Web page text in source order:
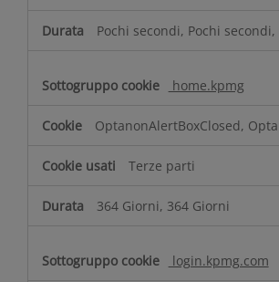
Pochi secondi, Pochi
home.kpmg
OptanonAlertBoxClosed,
Terze parti
364 Giorni, 364 Giorni
login.kpmg.com